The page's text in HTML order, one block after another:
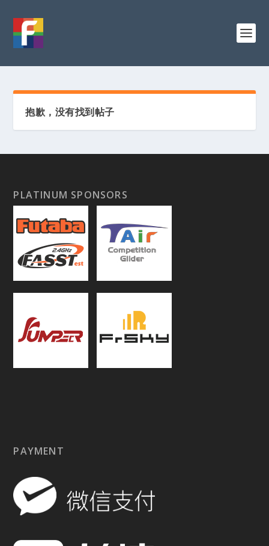
抱歉，没有找到帖子
PLATINUM SPONSORS
PAYMENT